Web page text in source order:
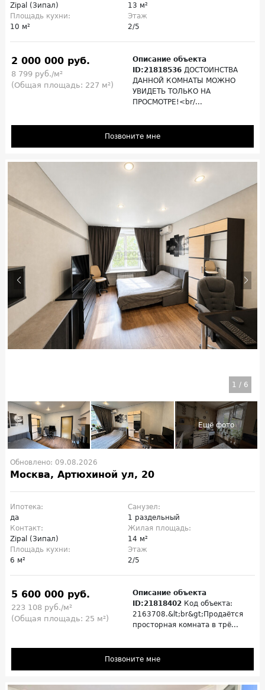
Zipal (Зипал)
13 м²
Площадь кухни:
10 м²
Этаж
2/5
2 000 000 руб.
8 799 руб./м²
(Общая площадь: 227 м²)
Описание объекта
ID:21818536 ДОСТОИНСТВА
ДАННОЙ КОМНАТЫ МОЖНО
УВИДЕТЬ ТОЛЬКО НА
ПРОСМОТРЕ!<br/...
Позвоните мне
1 / 6
Обновлено: 09.08.2026
Москва, Артюхиной ул, 20
Ипотека:
да
Санузел:
1 раздельный
Контакт:
Zipal (Зипал)
Жилая площадь:
14 м²
Площадь кухни:
6 м²
Этаж
2/5
5 600 000 руб.
223 108 руб./м²
(Общая площадь: 25 м²)
Описание объекта
ID:21818402 Код объекта:
2163708.&lt;br&gt;Продаётся
просторная комната в трё...
Позвоните мне